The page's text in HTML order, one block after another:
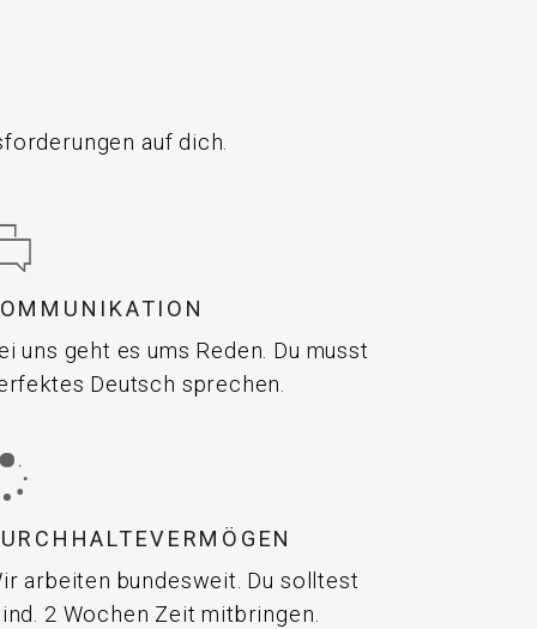
auf dich.
uns geht es ums Reden. Du musst
Deutsch sprechen.
arbeiten bundesweit. Du solltest
2 Wochen Zeit mitbringen.